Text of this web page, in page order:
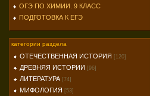
ОГЭ ПО ХИМИИ. 9 КЛАСС
ПОДГОТОВКА К ЕГЭ
категории раздела
ОТЕЧЕСТВЕННАЯ ИСТОРИЯ [120]
ДРЕВНЯЯ ИСТОРИИ [96]
ЛИТЕРАТУРА [74]
МИФОЛОГИЯ [53]